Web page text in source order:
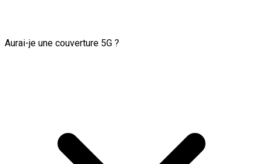
Aurai-je une couverture 5G ?